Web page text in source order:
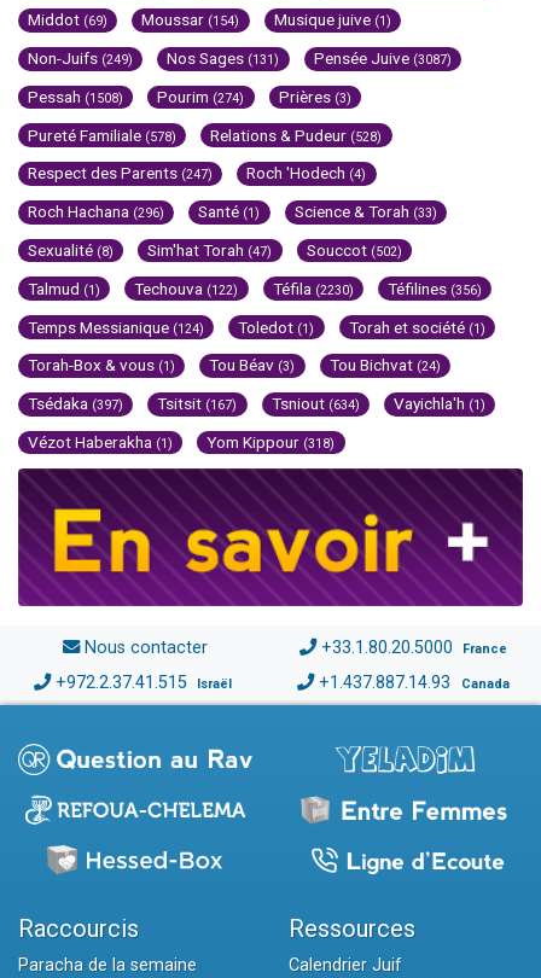
Middot (69) Moussar (154) Musique juive (1)
Non-Juifs (249) Nos Sages (131) Pensée Juive (3087)
Pessah (1508) Pourim (274) Prières (3)
Pureté Familiale (578) Relations & Pudeur (528)
Respect des Parents (247) Roch 'Hodech (4)
Roch Hachana (296) Santé (1) Science & Torah (33)
Sexualité (8) Sim'hat Torah (47) Souccot (502)
Talmud (1) Techouva (122) Téfila (2230) Téfilines (356)
Temps Messianique (124) Toledot (1) Torah et société (1)
Torah-Box & vous (1) Tou Béav (3) Tou Bichvat (24)
Tsédaka (397) Tsitsit (167) Tsniout (634) Vayichla'h (1)
Vézot Haberakha (1) Yom Kippour (318)
Nous contacter +33.1.80.20.5000 France
+972.2.37.41.515 Israël +1.437.887.14.93 Canada
Raccourcis
Paracha de la semaine
Ressources
Calendrier Juif